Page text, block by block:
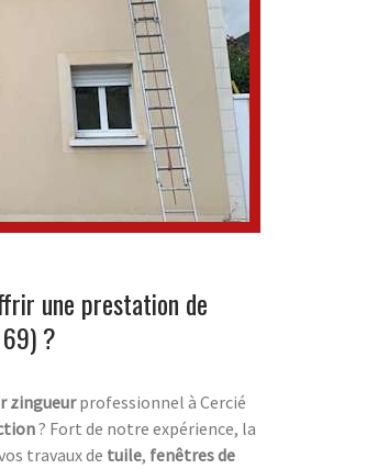
une prestation de
?
zingueurprofessionnel à Cercié
? Fort de notre expérience, la
travaux de tuile, fenêtres de